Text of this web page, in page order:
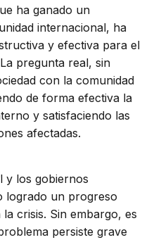
ha ganado un
internacional, ha
y efectiva para el
pregunta real, sin
con la comunidad
de forma efectiva la
y satisfaciendo las
afectadas.
y los gobiernos
logrado un progreso
crisis. Sin embargo, es
persiste grave